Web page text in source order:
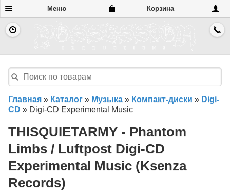
Меню Корзина
Главная » Каталог » Музыка » Компакт-диски » Digi-
CD » Digi-CD Experimental Music
THISQUIETARMY - Phantom
Limbs / Luftpost Digi-CD
Experimental Music (Ksenza
Records)